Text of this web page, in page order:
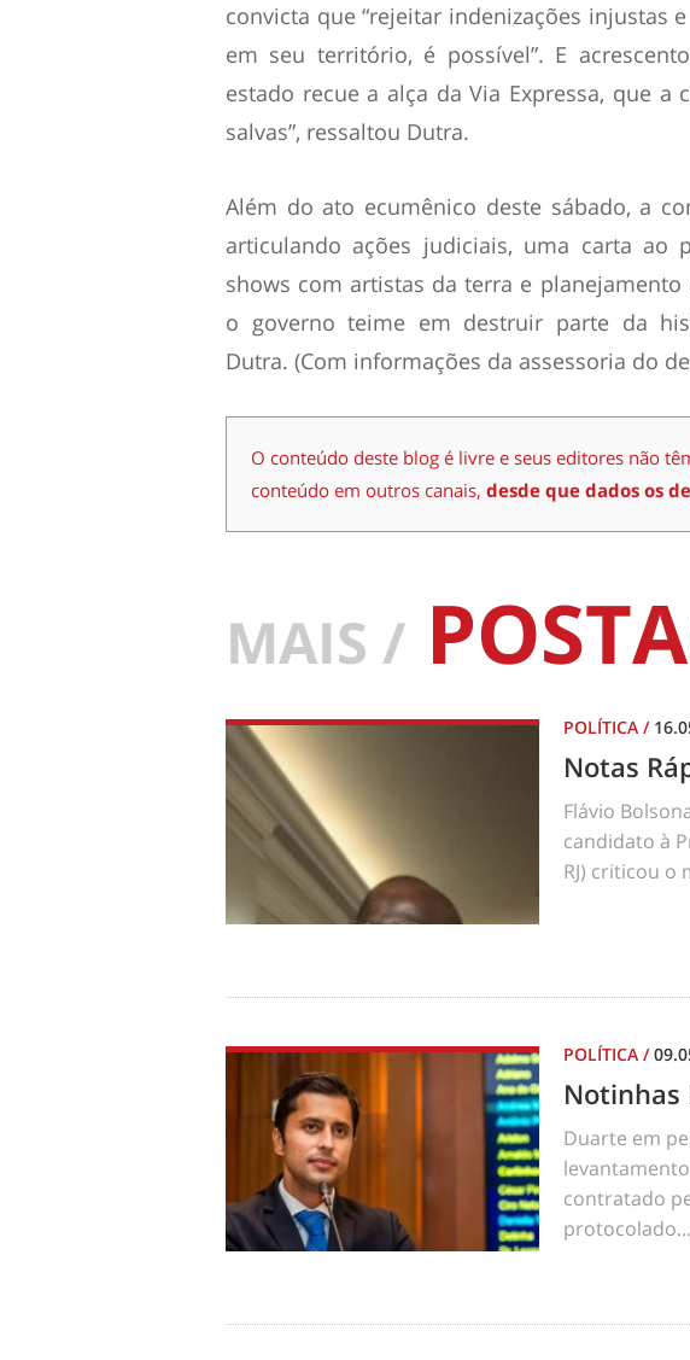
convicta que “rejeitar indenizações injustas
em seu território, é possível”. E
estado recue a alça da Via Expressa, que a
salvas”, ressaltou Dutra.
Além do ato ecumênico deste sábado, a
articulando ações judiciais, uma carta ao
shows com artistas da terra e planejamento
o governo teime em destruir parte da
Dutra. (Com informações da assessoria do
O conteúdo deste blog é livre e seus editores não
conteúdo em outros canais, desde que dados os
MAIS /
POLÍTICA /
Notas
Flávio
candidato à
RJ) criticou o
POLÍTICA /
Notinhas
Duarte em
contratado
protocolado...